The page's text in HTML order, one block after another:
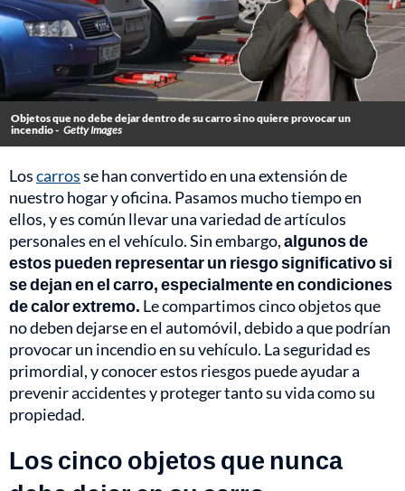
Objetos que no debe dejar dentro de su carro si no quiere provocar un
incendio - Getty Images
Loscarrosse han convertido en una extensión de
nuestro hogar y oficina. Pasamos mucho tiempo en
ellos, y es común llevar una variedad de artículos
personales en el vehículo. Sin embargo,algunos de
estos pueden representar un riesgo significativo si
se dejan en el carro, especialmente en condiciones
de calor extremo. Le compartimos cinco objetos que
no deben dejarse en el automóvil, debido a que podrían
provocar un incendio en su vehículo. La seguridad es
primordial, y conocer estos riesgos puede ayudar a
prevenir accidentes y proteger tanto su vida como su
propiedad.
Los cinco objetos que nunca